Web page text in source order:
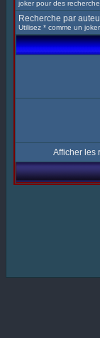
joker pour des
Recherche par
Utilisez * comme un
Afficher les